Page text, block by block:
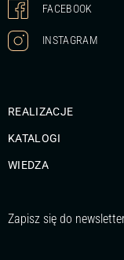
FACEBOOK
INSTAGRAM
REALIZACJE
KATALOGI
WIEDZA
Zapisz się do